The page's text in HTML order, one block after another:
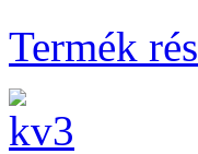
Termék